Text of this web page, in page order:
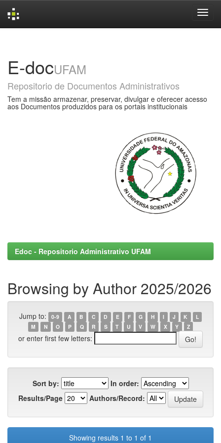
E-docUFAM
Repositorio de Documentos Administrativos
Tem a missão armazenar, preservar, divulgar e oferecer acesso
aos Documentos produzidos para os portais institucionais
Edoc - Repositorio Administrativo UFAM
Browsing by Author 2025/2026
Jump to: 0-9 A B C D E F G H I J K
L
M
N O P Q R S T U V W X Y Z
or enter first few letters:
Sort by:
In order:
Results/Page
Authors/Record:
Showing results 1 to 1 of 1